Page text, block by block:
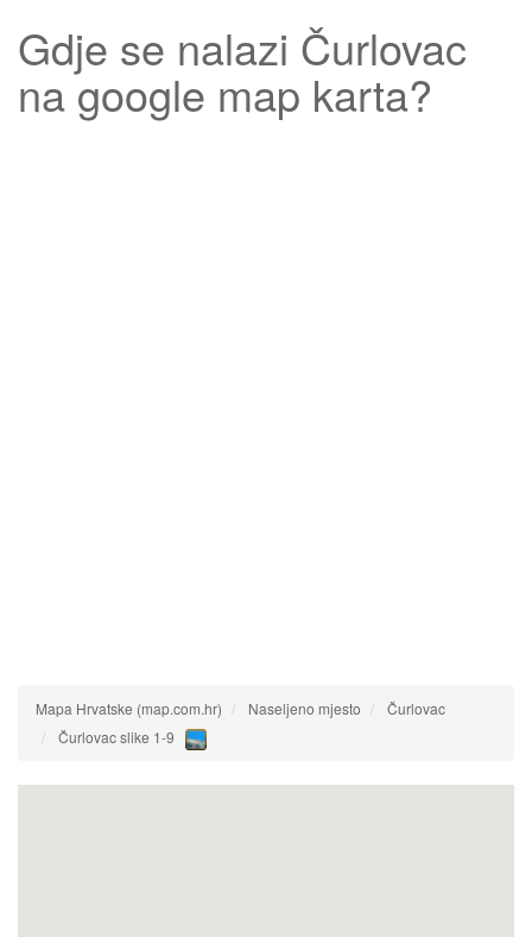
Gdje se nalazi Čurlovac
na google map karta?
Mapa Hrvatske (map.com.hr) Naseljeno mjesto
Čurlovac
Čurlovac slike 1-9